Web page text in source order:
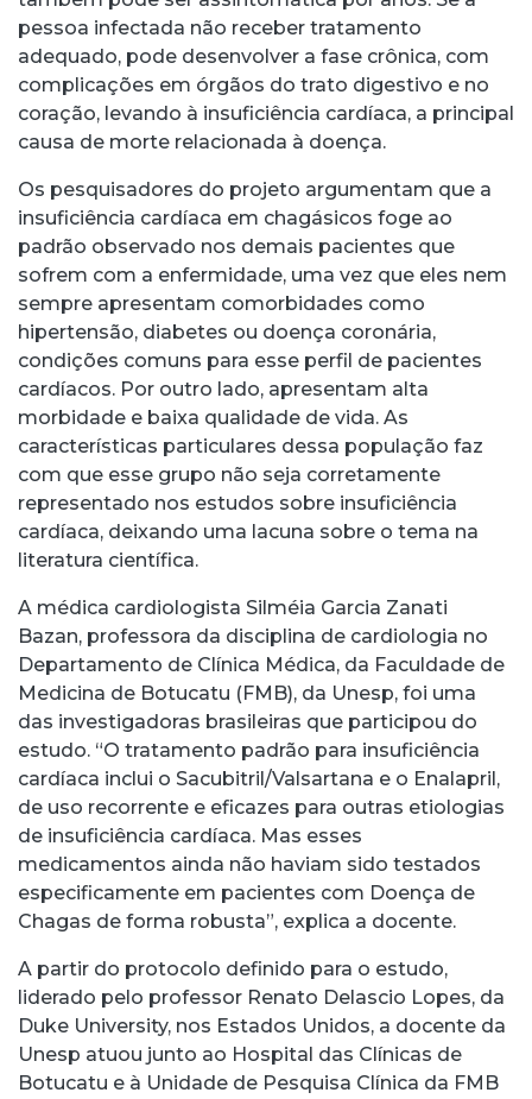
pessoa infectada não receber tratamento
adequado, pode desenvolver a fase crônica, com
complicações em órgãos do trato digestivo e no
coração, levando à insuficiência cardíaca, a principal
causa de morte relacionada à doença.
Os pesquisadores do projeto argumentam que a
insuficiência cardíaca em chagásicos foge ao
padrão observado nos demais pacientes que
sofrem com a enfermidade, uma vez que eles nem
sempre apresentam comorbidades como
hipertensão, diabetes ou doença coronária,
condições comuns para esse perfil de pacientes
cardíacos. Por outro lado, apresentam alta
morbidade e baixa qualidade de vida. As
características particulares dessa população faz
com que esse grupo não seja corretamente
representado nos estudos sobre insuficiência
cardíaca, deixando uma lacuna sobre o tema na
literatura científica.
A médica cardiologista Silméia Garcia Zanati
Bazan, professora da disciplina de cardiologia no
Departamento de Clínica Médica, da Faculdade de
Medicina de Botucatu (FMB), da Unesp, foi uma
das investigadoras brasileiras que participou do
estudo. “O tratamento padrão para insuficiência
cardíaca inclui o Sacubitril/Valsartana e o Enalapril,
de uso recorrente e eficazes para outras etiologias
de insuficiência cardíaca. Mas esses
medicamentos ainda não haviam sido testados
especificamente em pacientes com Doença de
Chagas de forma robusta”, explica a docente.
A partir do protocolo definido para o estudo,
liderado pelo professor Renato Delascio Lopes, da
Duke University, nos Estados Unidos, a docente da
Unesp atuou junto ao Hospital das Clínicas de
Botucatu e à Unidade de Pesquisa Clínica da FMB